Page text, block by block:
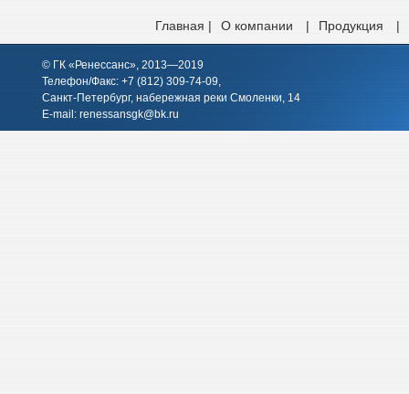
Главная | О компании | Продукция |
© ГК «Ренессанс», 2013—2019
Телефон/Факс: +7 (812) 309-74-09,
Санкт-Петербург, набережная реки Смоленки, 14
E-mail: renessansgk@bk.ru